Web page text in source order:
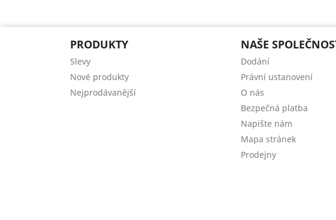
PRODUKTY
Slevy
Nové produkty
Nejprodávanější
NAŠE
Dodání
Právní ustanovení
O nás
Bezpečná platba
Napište nám
Mapa stránek
Prodejny